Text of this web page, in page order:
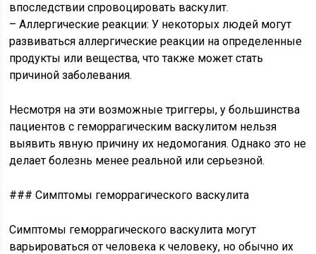
впоследствии спровоцировать васкулит.
– Аллергические реакции: У некоторых людей могут
развиваться аллергические реакции на определенные
продукты или вещества, что также может стать
причиной заболевания.
Несмотря на эти возможные триггеры, у большинства
пациентов с геморрагическим васкулитом нельзя
выявить явную причину их недомогания. Однако это не
делает болезнь менее реальной или серьезной.
### Симптомы геморрагического васкулита
Симптомы геморрагического васкулита могут
варьироваться от человека к человеку, но обычно их